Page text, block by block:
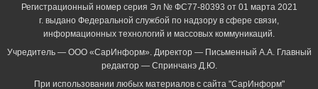
Регистрационный номер серия Эл № ФС77-80393 от 01 марта 2021
г. выдано Федеральной службой по надзору в сфере связи,
информационных технологий и массовых коммуникаций.
Учредитель — ООО «СарИнформ». Директор — Письменный А.А. Главный
редактор — Спринчанэ Д.Ю.
При использовании любых материалов с сайта "СарИнформ"